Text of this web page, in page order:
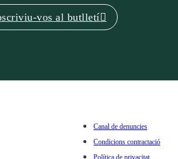
vos al butlletí
Canal de denuncies
Condicions contractació
Política de privacitat